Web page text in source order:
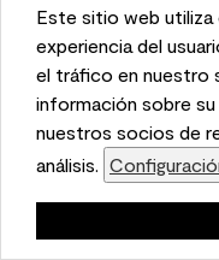
This website uses
and to analyze
We also share
with our social
partners. Cookie
Este sitio web utiliza
experiencia del
el tráfico en nuestro
información sobre
nuestros socios de
análisis.
Agua y jabón
Tenga en cuenta
Moore & Co. están